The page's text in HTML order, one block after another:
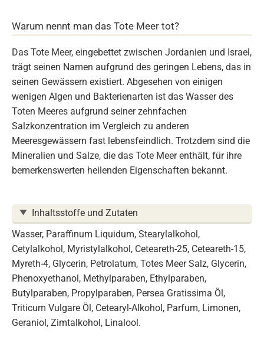
Warum nennt man das Tote Meer tot?
Das Tote Meer, eingebettet zwischen Jordanien und Israel,
trägt seinen Namen aufgrund des geringen Lebens, das in
seinen Gewässern existiert. Abgesehen von einigen
wenigen Algen und Bakterienarten ist das Wasser des
Toten Meeres aufgrund seiner zehnfachen
Salzkonzentration im Vergleich zu anderen
Meeresgewässern fast lebensfeindlich. Trotzdem sind die
Mineralien und Salze, die das Tote Meer enthält, für ihre
bemerkenswerten heilenden Eigenschaften bekannt.
Inhaltsstoffe und Zutaten
Wasser, Paraffinum Liquidum, Stearylalkohol,
Cetylalkohol, Myristylalkohol, Ceteareth-25, Ceteareth-15,
Myreth-4, Glycerin, Petrolatum, Totes Meer Salz, Glycerin,
Phenoxyethanol, Methylparaben, Ethylparaben,
Butylparaben, Propylparaben, Persea Gratissima Öl,
Triticum Vulgare Öl, Cetearyl-Alkohol, Parfum, Limonen,
Geraniol, Zimtalkohol, Linalool.